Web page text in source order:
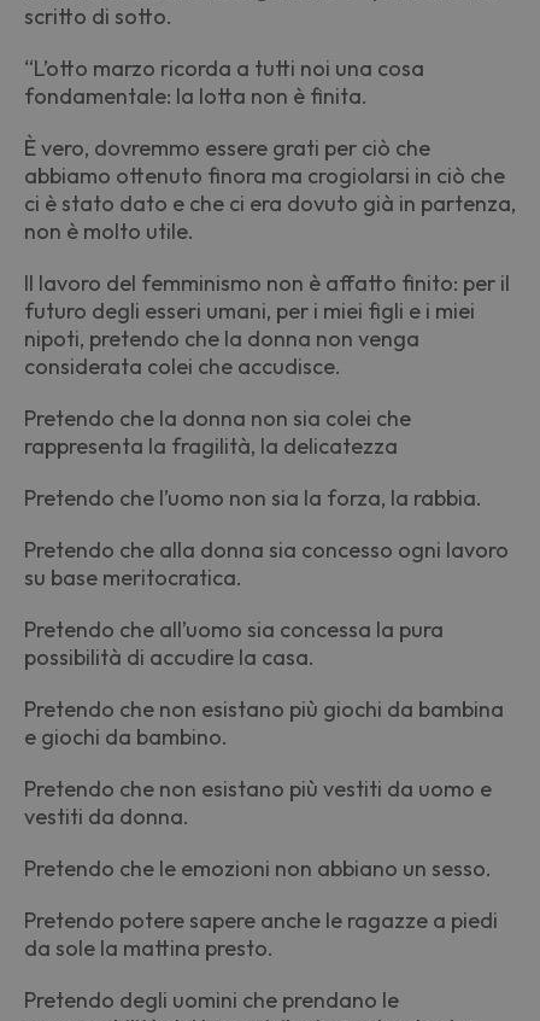
scritto di sotto.
“L’otto marzo ricorda a tutti noi una cosa
fondamentale: la lotta non è finita.
È vero, dovremmo essere grati per ciò che
abbiamo ottenuto finora ma crogiolarsi in ciò che
ci è stato dato e che ci era dovuto già in partenza,
non è molto utile.
Il lavoro del femminismo non è affatto finito: per il
futuro degli esseri umani, per i miei figli e i miei
nipoti, pretendo che la donna non venga
considerata colei che accudisce.
Pretendo che la donna non sia colei che
rappresenta la fragilità, la delicatezza
Pretendo che l’uomo non sia la forza, la rabbia.
Pretendo che alla donna sia concesso ogni lavoro
su base meritocratica.
Pretendo che all’uomo sia concessa la pura
possibilità di accudire la casa.
Pretendo che non esistano più giochi da bambina
e giochi da bambino.
Pretendo che non esistano più vestiti da uomo e
vestiti da donna.
Pretendo che le emozioni non abbiano un sesso.
Pretendo potere sapere anche le ragazze a piedi
da sole la mattina presto.
Pretendo degli uomini che prendano le